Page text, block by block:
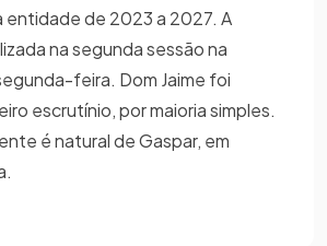
entidade de 2023 a 2027. A
na segunda sessão na
feira. Dom Jaime foi
escrutínio, por maioria simples.
é natural de Gaspar, em